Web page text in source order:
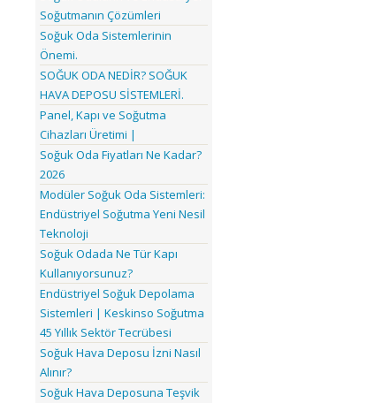
Soğutmanın Çözümleri
Soğuk Oda Sistemlerinin
Önemi.
SOĞUK ODA NEDİR? SOĞUK
HAVA DEPOSU SİSTEMLERİ.
Panel, Kapı ve Soğutma
Cihazları Üretimi |
Soğuk Oda Fiyatları Ne Kadar?
2026
Modüler Soğuk Oda Sistemleri:
Endüstriyel Soğutma Yeni Nesil
Teknoloji
Soğuk Odada Ne Tür Kapı
Kullanıyorsunuz?
Endüstriyel Soğuk Depolama
Sistemleri | Keskinso Soğutma
45 Yıllık Sektör Tecrübesi
Soğuk Hava Deposu İzni Nasıl
Alınır?
Soğuk Hava Deposuna Teşvik